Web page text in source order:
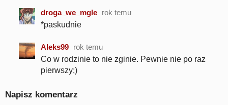
droga_we_mgle rok temu
*paskudnie
Aleks99 rok temu
Co w rodzinie to nie zginie. Pewnie nie po raz
pierwszy;)
Napisz komentarz